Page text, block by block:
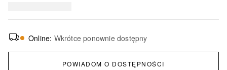
Online: Wkrótce ponownie dostępny
POWIADOM O DOSTĘPNOŚCI